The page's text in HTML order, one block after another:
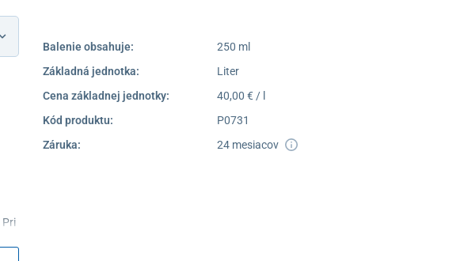
Balenie obsahuje:
250 ml
Základná jednotka:
Liter
Cena základnej jednotky:
40,00 € / l
Kód produktu:
P0731
Záruka:
24 mesiacov